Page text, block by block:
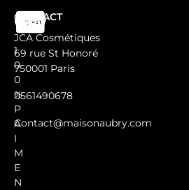
1
0
0
%
P
A
I
M
E
N
CONTACT
JCA Cosmétiques
69 rue St Honoré
750001 Paris
0561490678
Contact@maisonaubry.com